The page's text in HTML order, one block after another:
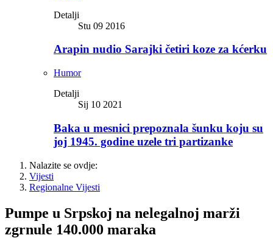
Detalji
Stu 09 2016
Arapin nudio Sarajki četiri koze za kćerku
Humor
Detalji
Sij 10 2021
Baka u mesnici prepoznala šunku koju su
joj 1945. godine uzele tri partizanke
Nalazite se ovdje:
Vijesti
Regionalne Vijesti
Pumpe u Srpskoj na nelegalnoj marži
zgrnule 140.000 maraka